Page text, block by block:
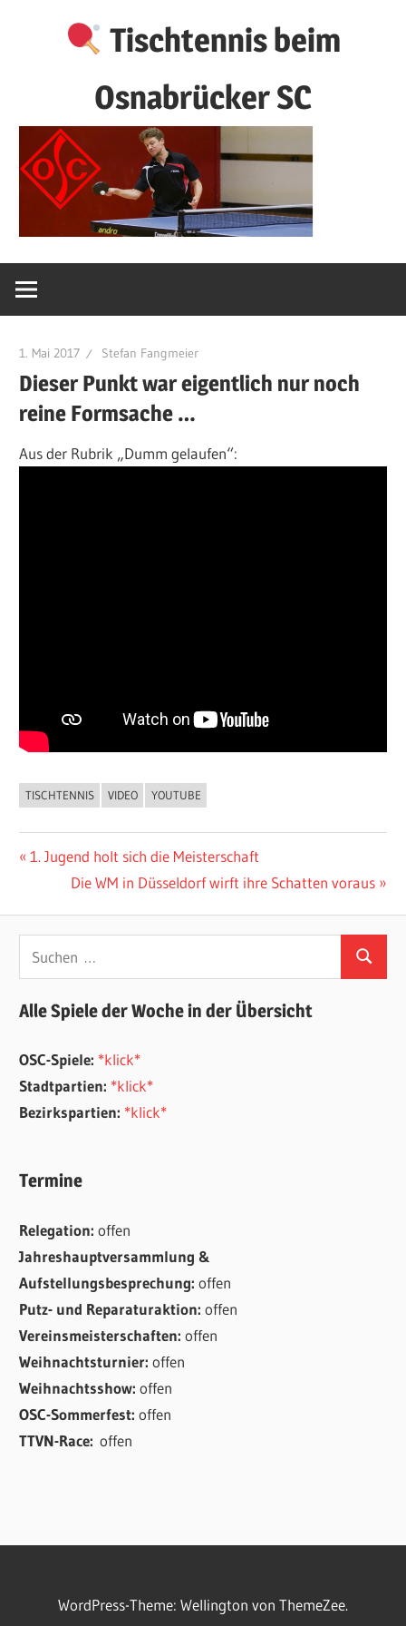
Tischtennis beim
Osnabrücker SC
1. Mai 2017 Stefan Fangmeier
Dieser Punkt war eigentlich nur noch
reine Formsache …
Aus der Rubrik „Dumm gelaufen“:
ALLGEMEIN
TISCHTENNIS VIDEO YOUTUBE
Beitragsnavigation
Vorheriger
Beitrag:
1. Jugend holt sich die Meisterschaft
Nächster
Die WM in Düsseldorf wirft ihre Schatten voraus
Suchen
Alle Spiele der Woche in der Übersicht
OSC-Spiele: *klick*
Stadtpartien: *klick*
Bezirkspartien: *klick*
Termine
Relegation:offen
Jahreshauptversammlung &
Aufstellungsbesprechung:offen
Putz- und Reparaturaktion:offen
Vereinsmeisterschaften:offen
Weihnachtsturnier:offen
Weihnachtsshow:offen
OSC-Sommerfest:offen
TTVN-Race:offen
WordPress-Theme: Wellington von ThemeZee.